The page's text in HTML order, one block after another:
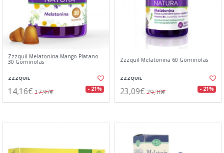
Zzzquil Melatonina Mango Platano
30 Gominolas
ZZZQUIL
14,16€ 17,97€ - 21%
Zzzquil Melatonina 60 Gominolas
ZZZQUIL
23,09€ 29,30€ - 21%